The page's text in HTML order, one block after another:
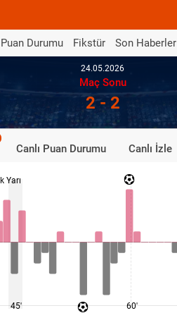
Puan Durumu Fikstür Son Haberler
24.05.2026
Maç Sonu
2 - 2
Canlı Puan Durumu Canlı İzle
İlk Yarı
45' 60'